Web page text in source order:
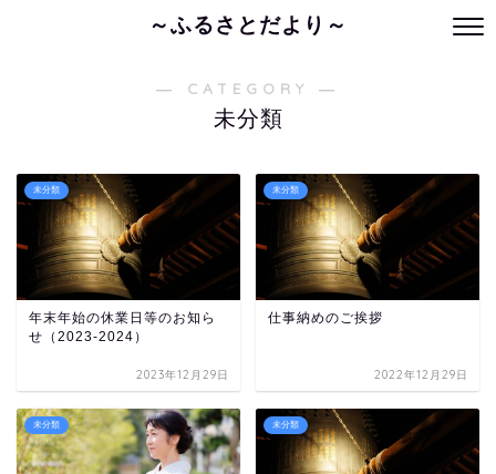
～ふるさとだより～
― CATEGORY ―
未分類
未分類
年末年始の休業日等のお知ら
せ（2023-2024）
2023年12月29日
未分類
仕事納めのご挨拶
2022年12月29日
未分類 未分類